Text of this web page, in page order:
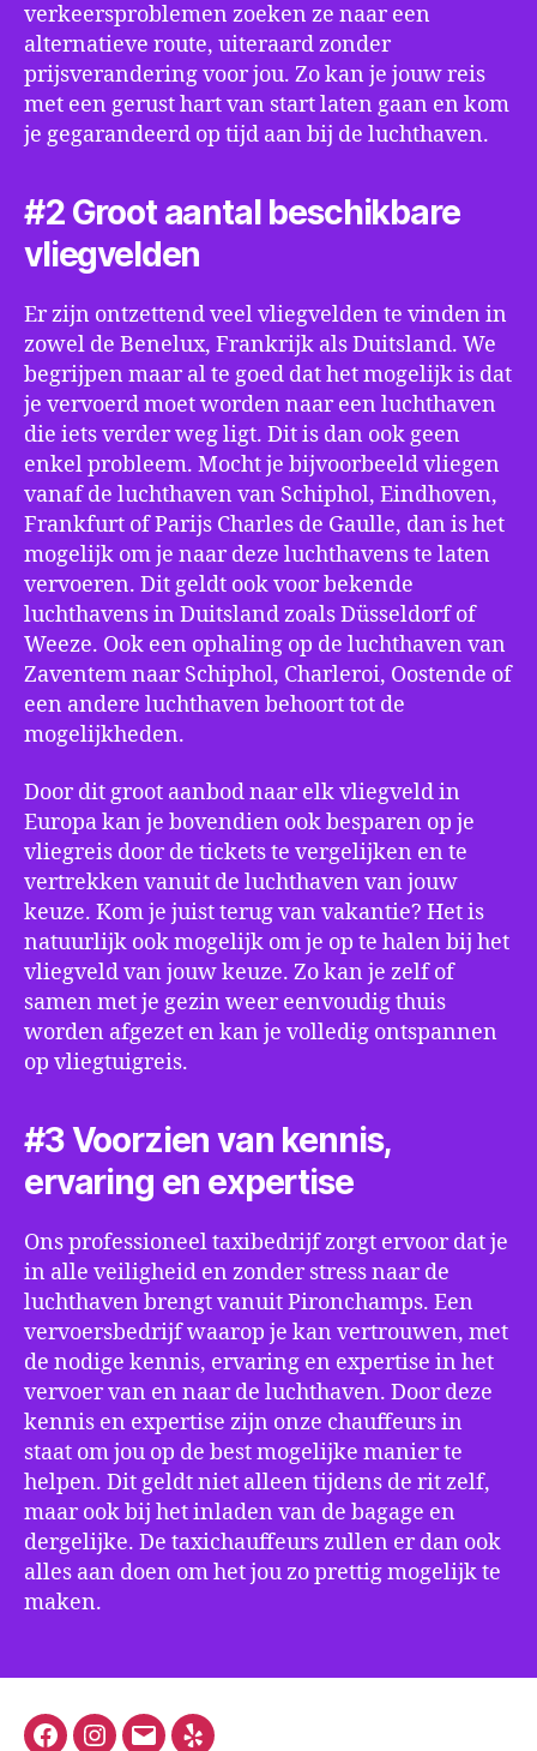
verkeersproblemen zoeken ze naar een
alternatieve route, uiteraard zonder
prijsverandering voor jou. Zo kan je jouw reis
met een gerust hart van start laten gaan en kom
je gegarandeerd op tijd aan bij de luchthaven.
#2 Groot aantal beschikbare
vliegvelden
Er zijn ontzettend veel vliegvelden te vinden in
zowel de Benelux, Frankrijk als Duitsland. We
begrijpen maar al te goed dat het mogelijk is dat
je vervoerd moet worden naar een luchthaven
die iets verder weg ligt. Dit is dan ook geen
enkel probleem. Mocht je bijvoorbeeld vliegen
vanaf de luchthaven van Schiphol, Eindhoven,
Frankfurt of Parijs Charles de Gaulle, dan is het
mogelijk om je naar deze luchthavens te laten
vervoeren. Dit geldt ook voor bekende
luchthavens in Duitsland zoals Düsseldorf of
Weeze. Ook een ophaling op de luchthaven van
Zaventem naar Schiphol, Charleroi, Oostende of
een andere luchthaven behoort tot de
mogelijkheden.
Door dit groot aanbod naar elk vliegveld in
Europa kan je bovendien ook besparen op je
vliegreis door de tickets te vergelijken en te
vertrekken vanuit de luchthaven van jouw
keuze. Kom je juist terug van vakantie? Het is
natuurlijk ook mogelijk om je op te halen bij het
vliegveld van jouw keuze. Zo kan je zelf of
samen met je gezin weer eenvoudig thuis
worden afgezet en kan je volledig ontspannen
op vliegtuigreis.
#3 Voorzien van kennis,
ervaring en expertise
Ons professioneel taxibedrijf zorgt ervoor dat je
in alle veiligheid en zonder stress naar de
luchthaven brengt vanuit Pironchamps. Een
vervoersbedrijf waarop je kan vertrouwen, met
de nodige kennis, ervaring en expertise in het
vervoer van en naar de luchthaven. Door deze
kennis en expertise zijn onze chauffeurs in
staat om jou op de best mogelijke manier te
helpen. Dit geldt niet alleen tijdens de rit zelf,
maar ook bij het inladen van de bagage en
dergelijke. De taxichauffeurs zullen er dan ook
alles aan doen om het jou zo prettig mogelijk te
maken.